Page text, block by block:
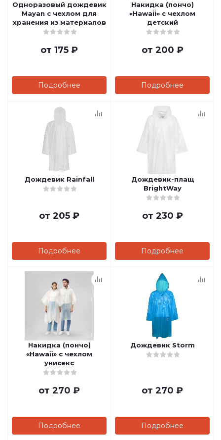
Одноразовый дождевик
Mayan с чехлом для
хранения из материалов
от 175 ₽
Подробнее
Накидка (пончо)
«Hawaii» c чехлом
детский
от 200 ₽
Подробнее
Дождевик Rainfall
от 205 ₽
Подробнее
Дождевик-плащ
BrightWay
от 230 ₽
Подробнее
Накидка (пончо)
«Hawaii» c чехлом
унисекс
от 270 ₽
Подробнее
Дождевик Storm
от 270 ₽
Подробнее